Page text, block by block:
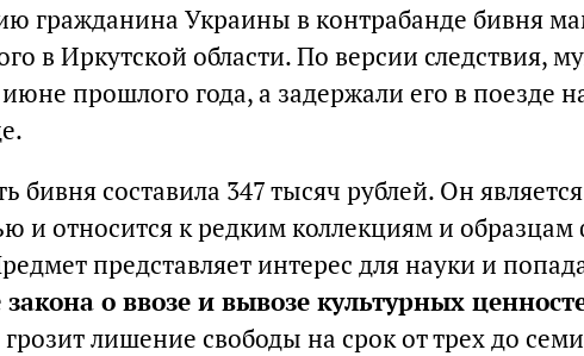
гражданина Украины в контрабанде бивня
в Иркутской области. По версии следствия,
прошлого года, а задержали его в поезде
бивня составила 347 тысяч рублей. Он
и относится к редким коллекциям и
представляет интерес для науки и
закона о ввозе и вывозе культурных
лишение свободы на срок от трех до семи